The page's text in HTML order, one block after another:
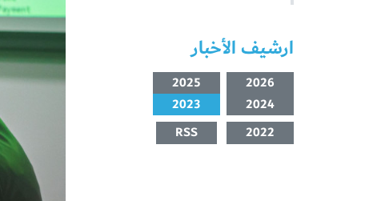
ارشيف الأخبار
2026
2025
2024
2023
2022
RSS